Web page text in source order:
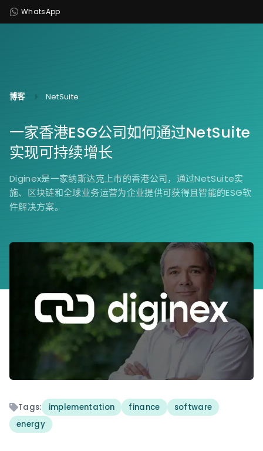
WhatsApp
博客 NetSuite
一家香港ESG公司如何通过NetSuite
实现可持续增长
Diginex是一家纳斯达克上市的香港公司，通过NetSuite实
施、区块链和全球业务运营为企业提供可获得且智能的ESG软
件解决方案。
Tags: implementation finance
software
energy